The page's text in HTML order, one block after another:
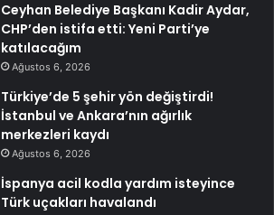
Ceyhan Belediye Başkanı Kadir Aydar,
CHP’den istifa etti: Yeni Parti’ye
katılacağım
Ağustos 6, 2026
Türkiye’de 5 şehir yön değiştirdi!
İstanbul ve Ankara’nın ağırlık
merkezleri kaydı
Ağustos 6, 2026
İspanya acil kodla yardım isteyince
Türk uçakları havalandı